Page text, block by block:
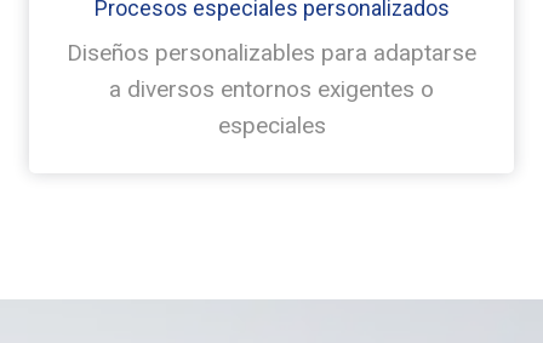
Procesos especiales personalizados
Diseños personalizables para adaptarse
a diversos entornos exigentes o
especiales